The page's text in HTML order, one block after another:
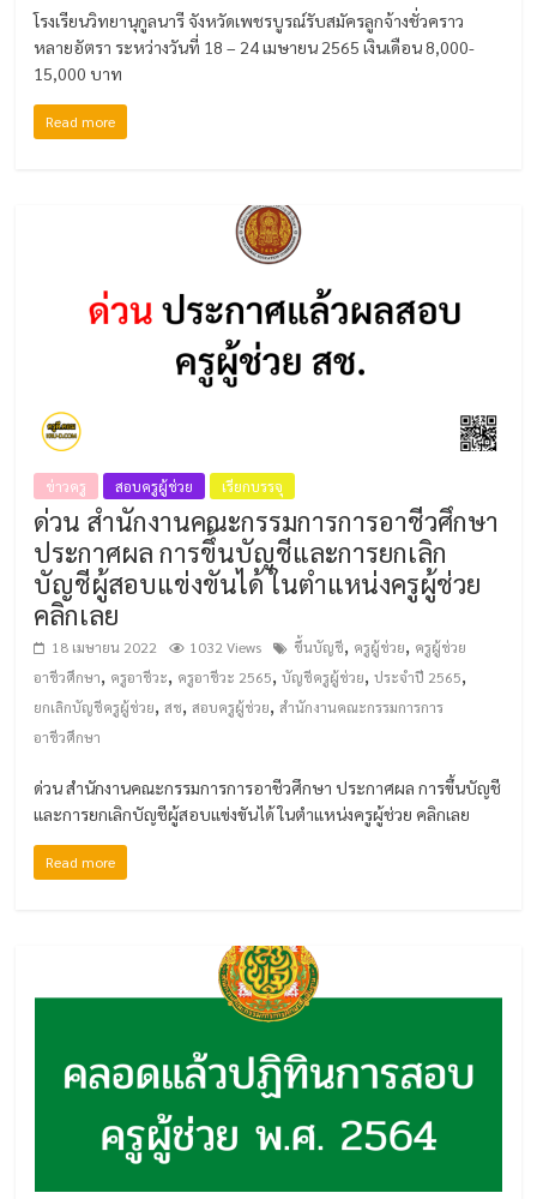
โรงเรียนวิทยานุกูลนารี จังหวัดเพชรบูรณ์รับสมัครลูกจ้างชั่วคราว
หลายอัตรา ระหว่างวันที่ 18 – 24 เมษายน 2565 เงินเดือน 8,000-
15,000 บาท
Read more
ข่าวครู สอบครูผู้ช่วย เรียกบรรจุ
ด่วน สำนักงานคณะกรรมการการอาชีวศึกษา
ประกาศผล การขึ้นบัญชีและการยกเลิก
บัญชีผู้สอบแข่งขันได้ ในตำแหน่งครูผู้ช่วย
คลิกเลย
18 เมษายน 2022 1032 Views ขึ้นบัญชี, ครูผู้ช่วย, ครูผู้ช่วย
อาชีวศึกษา, ครูอาชีวะ, ครูอาชีวะ 2565,บัญชีครูผู้ช่วย,ประจำปี 2565,
ยกเลิกบัญชีครูผู้ช่วย,สช,สอบครูผู้ช่วย,สำนักงานคณะกรรมการการ
อาชีวศึกษา
ด่วน สำนักงานคณะกรรมการการอาชีวศึกษา ประกาศผล การขึ้นบัญชี
และการยกเลิกบัญชีผู้สอบแข่งขันได้ ในตำแหน่งครูผู้ช่วย คลิกเลย
Read more